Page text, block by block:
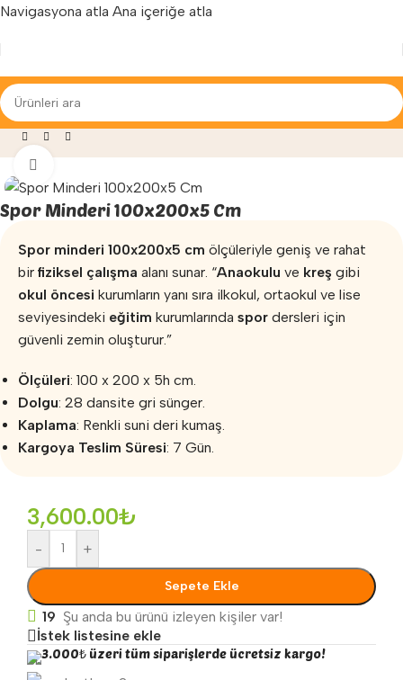
Navigasyona atla Ana içeriğe atla
»Anaokulu Minderi
Spor Minderi 100x200x5 Cm
Spor minderi 100x200x5 cm ölçüleriyle geniş ve rahat
bir fiziksel çalışma alanı sunar. “Anaokulu ve kreş gibi
okul öncesi kurumların yanı sıra ilkokul, ortaokul ve lise
seviyesindeki eğitim kurumlarında spor dersleri için
güvenli zemin oluşturur.”
Ölçüleri: 100 x 200 x 5h cm.
Dolgu: 28 dansite gri sünger.
Kaplama: Renkli suni deri kumaş.
Kargoya Teslim Süresi: 7 Gün.
3,600.00₺
- +
Sepete Ekle
19 Şu anda bu ürünü izleyen kişiler var!
İstek listesine ekle
3.000₺ üzeri tüm siparişlerde ücretsiz kargo!